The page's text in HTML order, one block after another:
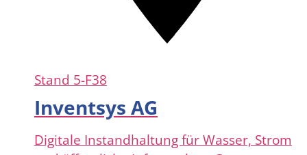
Stand 5-F38
Inventsys AG
Digitale Instandhaltung für Wasser, Strom